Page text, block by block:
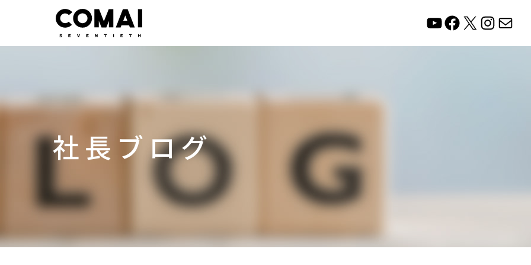
社長ブログ